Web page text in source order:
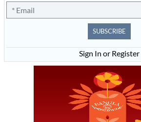
SUBSCRIBE
Sign In or Register